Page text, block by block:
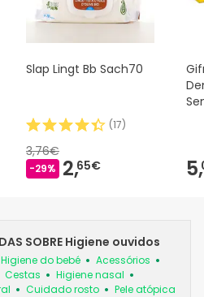
Slap Lingt Bb Sach70
(17)
3,76€
-29% 2,65€ 5,
SOBRE Higiene ouvidos
Higiene do bebé
Acessórios
Cestas
Higiene nasal
Cuidado rosto Pele atópica